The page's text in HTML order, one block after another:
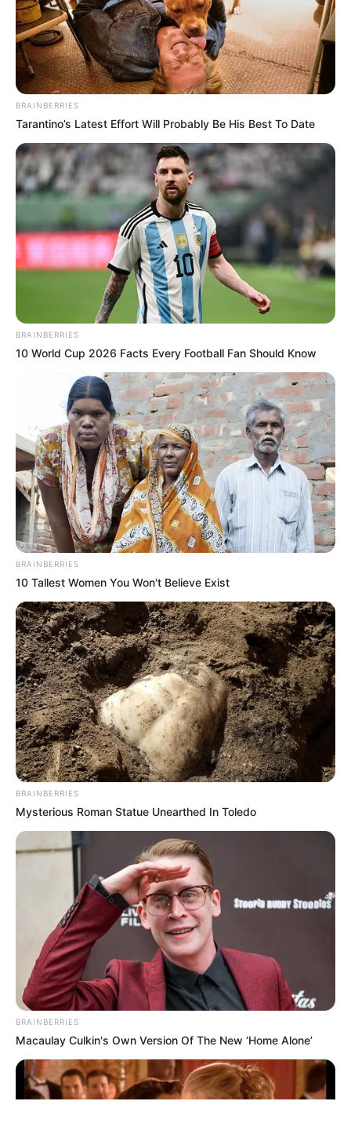
TAGS
ΧΑΛΚΙΔΑ ΝΕΑ
ΤΑΥΤΟΤΗΤΑ ΚΑΙ ΕΠΙΚΟΙΝΩΝΙΑ ΟΡΟΙ ΧΡΗΣΗΣ
© 2025 EVIANEWS του Γιώργου Κουτσελίνη
BRAINBERRIES
Tarantino’s Latest Effort Will Probably Be His Best To Date
BRAINBERRIES
10 World Cup 2026 Facts Every Football Fan Should Know
BRAINBERRIES
10 Tallest Women You Won't Believe Exist
BRAINBERRIES
Mysterious Roman Statue Unearthed In Toledo
BRAINBERRIES
Macaulay Culkin's Own Version Of The New ‘Home Alone’